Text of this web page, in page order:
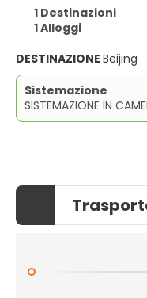
1 Destinazioni
1 Alloggi
DESTINAZIONE Beijing
Sistemazione
SISTEMAZIONE IN